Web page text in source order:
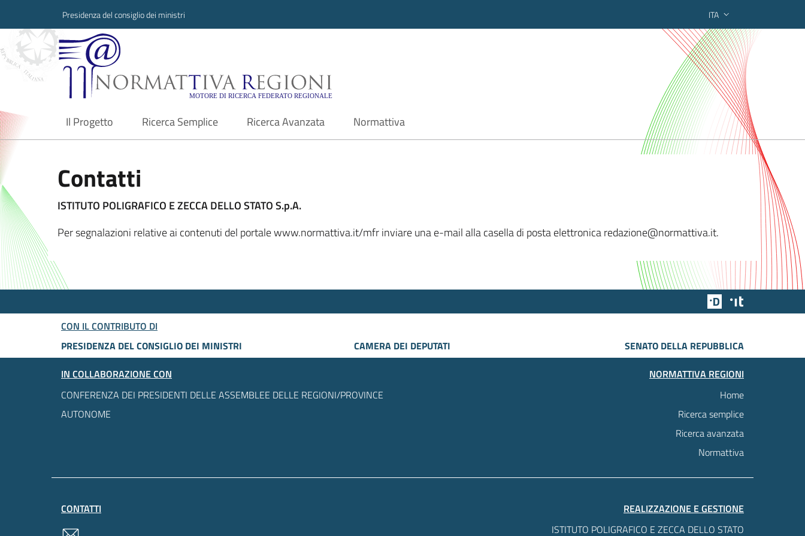
Presidenza del consiglio dei ministri ITA
Normattiva Regioni - Motore di ricerca federato regionale
Il Progetto
current Ricerca Semplice Ricerca Avanzata Normattiva
Contatti
ISTITUTO POLIGRAFICO E ZECCA DELLO STATO S.p.A.
Per segnalazioni relative ai contenuti del portale www.normattiva.it/mfr inviare una e-mail alla casella di posta elettronica redazione@normattiva.it.
Team Digitale
CON IL CONTRIBUTO DI
PRESIDENZA DEL CONSIGLIO DEI MINISTRI
CAMERA DEI DEPUTATI
SENATO DELLA REPUBBLICA
IN COLLABORAZIONE CON
CONFERENZA DEI PRESIDENTI DELLE ASSEMBLEE DELLE REGIONI/PROVINCE
AUTONOME
NORMATTIVA REGIONI
Home
Ricerca semplice
Ricerca avanzata
Normattiva
CONTATTI
REALIZZAZIONE E GESTIONE
ISTITUTO POLIGRAFICO E ZECCA DELLO STATO